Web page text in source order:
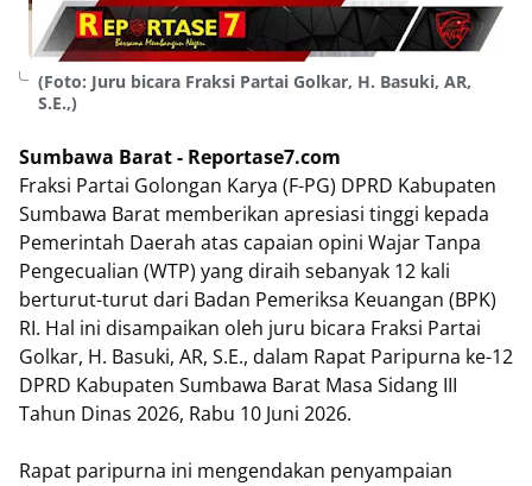
(Foto: Juru bicara Fraksi Partai Golkar, H. Basuki, AR,
S.E.,)
Sumbawa Barat - Reportase7.com
Fraksi Partai Golongan Karya (F-PG) DPRD Kabupaten
Sumbawa Barat memberikan apresiasi tinggi kepada
Pemerintah Daerah atas capaian opini Wajar Tanpa
Pengecualian (WTP) yang diraih sebanyak 12 kali
berturut-turut dari Badan Pemeriksa Keuangan (BPK)
RI. Hal ini disampaikan oleh juru bicara Fraksi Partai
Golkar, H. Basuki, AR, S.E., dalam Rapat Paripurna ke-12
DPRD Kabupaten Sumbawa Barat Masa Sidang III
Tahun Dinas 2026, Rabu 10 Juni 2026.
​Rapat paripurna ini mengendakan penyampaian